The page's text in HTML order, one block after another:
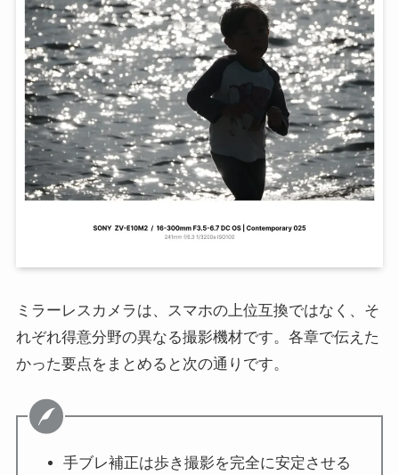
ミラーレスカメラは、スマホの上位互換ではなく、そ
れぞれ得意分野の異なる撮影機材です。各章で伝えた
かった要点をまとめると次の通りです。
手ブレ補正は歩き撮影を完全に安定させる